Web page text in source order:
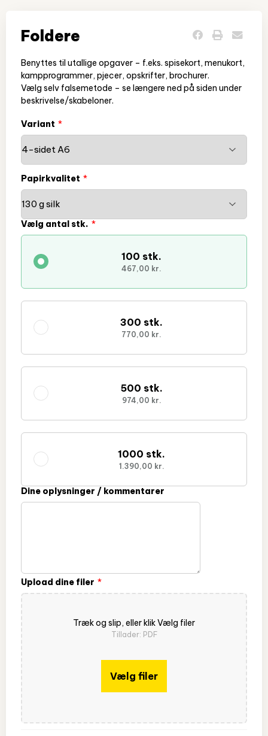
Foldere
Benyttes til utallige opgaver – f.eks. spisekort, menukort,
kampprogrammer, pjecer, opskrifter, brochurer.
Vælg selv falsemetode – se længere ned på siden under
beskrivelse/skabeloner.
Variant
Papirkvalitet
Vælg antal stk.
100 stk.
467,00 kr.
300 stk.
770,00 kr.
500 stk.
974,00 kr.
1000 stk.
1.390,00 kr.
Dine oplysninger / kommentarer
Upload dine filer
Træk og slip, eller klik Vælg filer
Tillader: PDF
Vælg filer